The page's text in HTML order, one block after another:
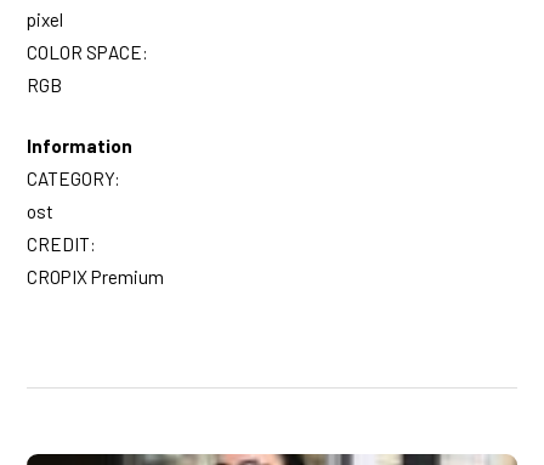
pixel
COLOR SPACE:
RGB
Information
CATEGORY:
ost
CREDIT:
CROPIX Premium